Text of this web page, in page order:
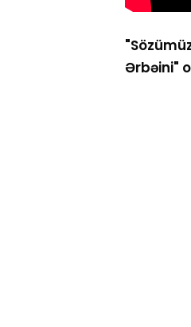
Ərbəini"